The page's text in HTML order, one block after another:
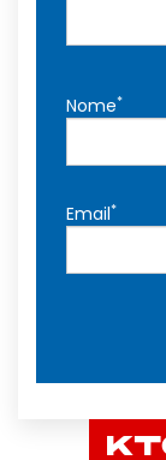
Nome*
Email*